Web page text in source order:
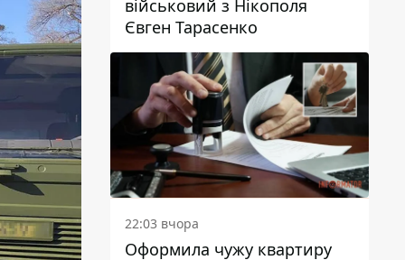
військовий з Нікополя
Євген Тарасенко
22:03 вчора
Оформила чужу квартиру